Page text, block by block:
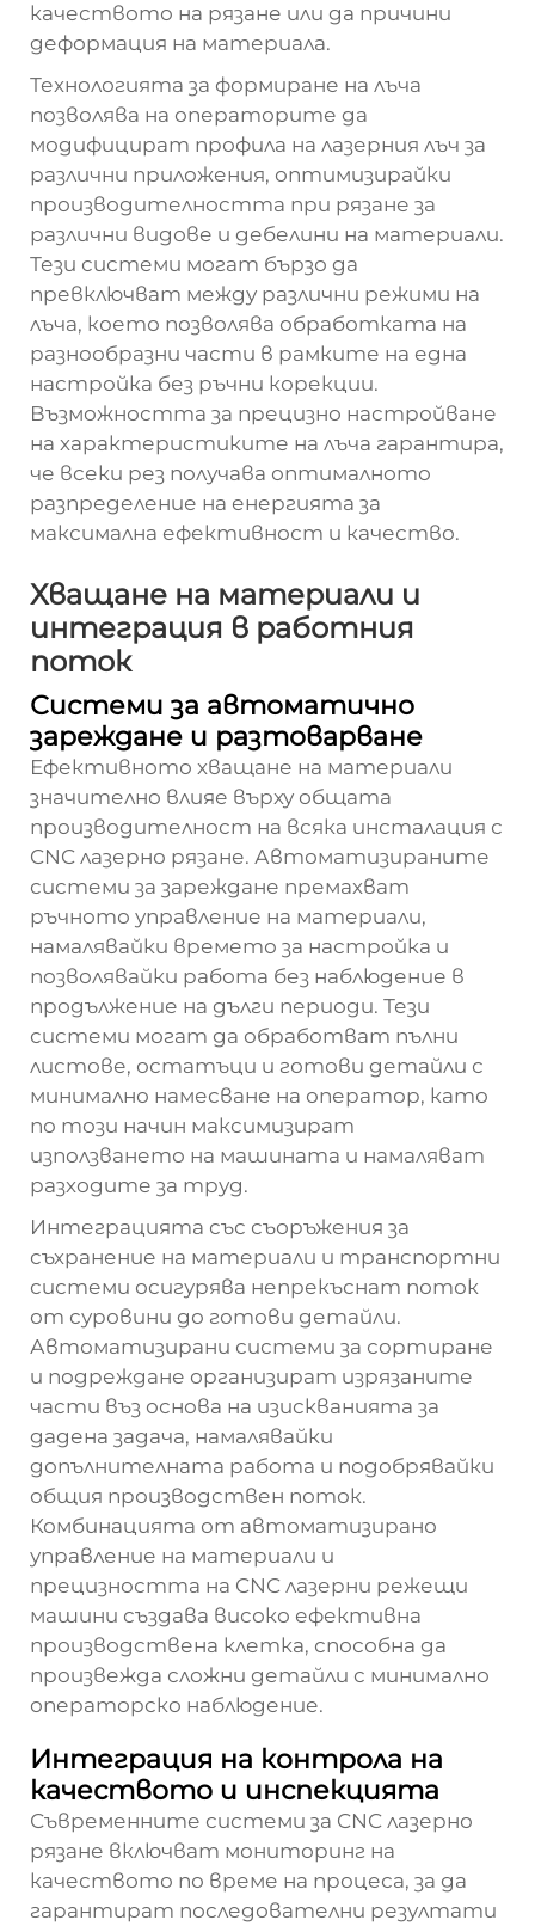
качеството на рязане или да причини
деформация на материала.
Технологията за формиране на лъча
позволява на операторите да
модифицират профила на лазерния лъч за
различни приложения, оптимизирайки
производителността при рязане за
различни видове и дебелини на материали.
Тези системи могат бързо да
превключват между различни режими на
лъча, което позволява обработката на
разнообразни части в рамките на една
настройка без ръчни корекции.
Възможността за прецизно настройване
на характеристиките на лъча гарантира,
че всеки рез получава оптималното
разпределение на енергията за
максимална ефективност и качество.
Хващане на материали и
интеграция в работния
поток
Системи за автоматично
зареждане и разтоварване
Ефективното хващане на материали
значително влияе върху общата
производителност на всяка инсталация с
CNC лазерно рязане. Автоматизираните
системи за зареждане премахват
ръчното управление на материали,
намалявайки времето за настройка и
позволявайки работа без наблюдение в
продължение на дълги периоди. Тези
системи могат да обработват пълни
листове, остатъци и готови детайли с
минимално намесване на оператор, като
по този начин максимизират
използването на машината и намаляват
разходите за труд.
Интеграцията със съоръжения за
съхранение на материали и транспортни
системи осигурява непрекъснат поток
от суровини до готови детайли.
Автоматизирани системи за сортиране
и подреждане организират изрязаните
части въз основа на изискванията за
дадена задача, намалявайки
допълнителната работа и подобрявайки
общия производствен поток.
Комбинацията от автоматизирано
управление на материали и
прецизността на CNC лазерни режещи
машини създава високо ефективна
производствена клетка, способна да
произвежда сложни детайли с минимално
операторско наблюдение.
Интеграция на контрола на
качеството и инспекцията
Съвременните системи за CNC лазерно
рязане включват мониторинг на
качеството по време на процеса, за да
гарантират последователни резултати